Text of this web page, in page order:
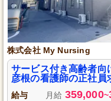
株式会社 My Nursing
サービス付き高齢者向
彦根の看護師の正社員
給与 月給 359,000~